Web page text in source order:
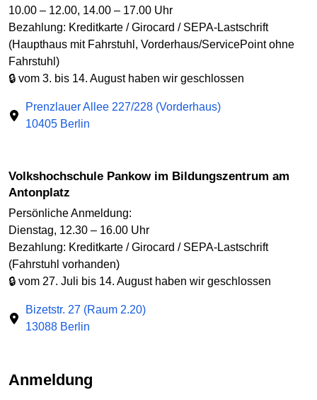
10.00 – 12.00, 14.00 – 17.00 Uhr
Bezahlung: Kreditkarte / Girocard / SEPA-Lastschrift
(Haupthaus mit Fahrstuhl, Vorderhaus/ServicePoint ohne
Fahrstuhl)
🔒 vom 3. bis 14. August haben wir geschlossen
Prenzlauer Allee 227/228 (Vorderhaus)
10405 Berlin
Volkshochschule Pankow im Bildungszentrum am
Antonplatz
Persönliche Anmeldung:
Dienstag, 12.30 – 16.00 Uhr
Bezahlung: Kreditkarte / Girocard / SEPA-Lastschrift
(Fahrstuhl vorhanden)
🔒 vom 27. Juli bis 14. August haben wir geschlossen
Bizetstr. 27 (Raum 2.20)
13088 Berlin
Anmeldung